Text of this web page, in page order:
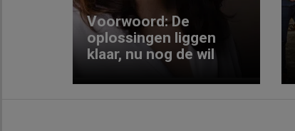
Voorwoord: De
oplossingen liggen
klaar, nu nog de wil